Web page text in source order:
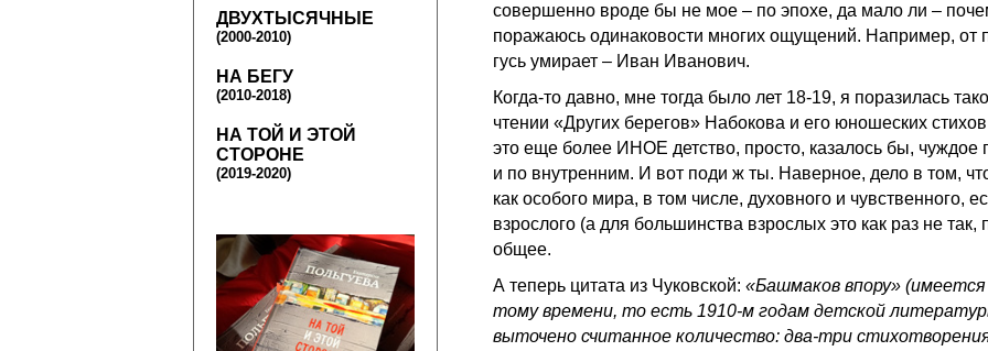
ДВУХТЫСЯЧНЫЕ
(2000-2010)
НА БЕГУ
(2010-2018)
НА ТОЙ И ЭТОЙ
СТОРОНЕ
(2019-2020)
совершенно вроде бы не мое – по эпохе, да мало ли –
поражаюсь одинаковости многих ощущений. Например, от
гусь умирает – Иван Иванович.
Когда-то давно, мне тогда было лет 18-19, я поразилась
чтении «Других берегов» Набокова и его юношеских
это еще более ИНОЕ детство, просто, казалось бы, чуждое
и по внутренним. И вот поди ж ты. Наверное, дело в
как особого мира, в том числе, духовного и чувственного,
взрослого (а для большинства взрослых это как раз не
общее.
А теперь цитата из Чуковской: «Башмаков впору»
тому времени, то есть 1910-м годам детской
выточено считанное количество: два-три